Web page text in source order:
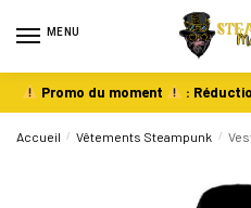
MENU
Promo du moment :
Accueil / Vêtements Steampunk /